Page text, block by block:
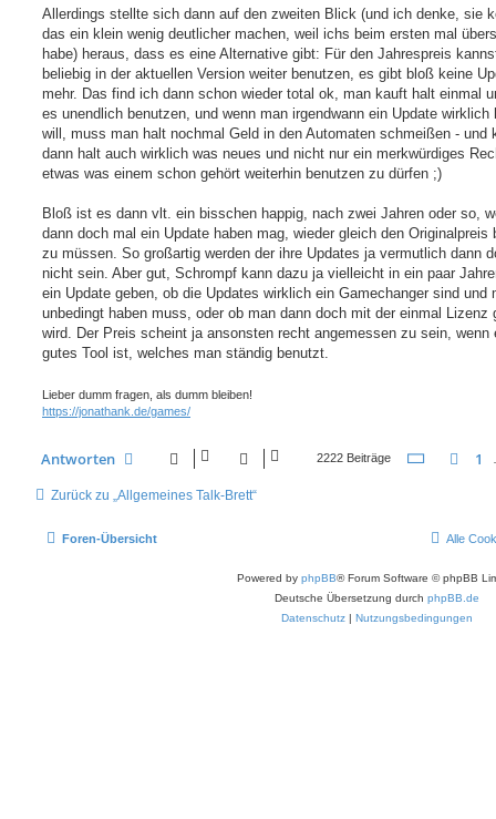
Allerdings stellte sich dann auf den zweiten Blick (und ich denke, sie
das ein klein wenig deutlicher machen, weil ichs beim ersten mal
habe) heraus, dass es eine Alternative gibt: Für den Jahrespreis
beliebig in der aktuellen Version weiter benutzen, es gibt bloß keine
mehr. Das find ich dann schon wieder total ok, man kauft halt einmal
es unendlich benutzen, und wenn man irgendwann ein Update wirklich
will, muss man halt nochmal Geld in den Automaten schmeißen - und
dann halt auch wirklich was neues und nicht nur ein merkwürdiges
etwas was einem schon gehört weiterhin benutzen zu dürfen ;)
Bloß ist es dann vlt. ein bisschen happig, nach zwei Jahren oder so,
dann doch mal ein Update haben mag, wieder gleich den Originalpreis
zu müssen. So großartig werden der ihre Updates ja vermutlich dann
nicht sein. Aber gut, Schrompf kann dazu ja vielleicht in ein paar
ein Update geben, ob die Updates wirklich ein Gamechanger sind und
unbedingt haben muss, oder ob man dann doch mit der einmal Lizenz
wird. Der Preis scheint ja ansonsten recht angemessen zu sein, wenn
gutes Tool ist, welches man ständig benutzt.
Lieber dumm fragen, als dumm bleiben!
https://jonathank.de/games/
Antworten 2222 Beiträge Seite 721
Zurück zu „Allgemeines Talk-Brett“
Foren-Übersicht Alle
Powered by phpBB® Forum Software © phpBB
Deutsche Übersetzung durch phpBB.de
Datenschutz | Nutzungsbedingungen